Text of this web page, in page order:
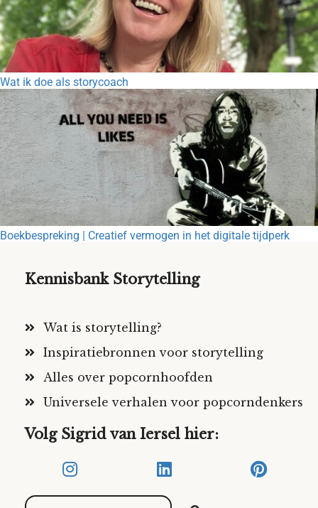
Wat ik doe als storycoach
Boekbespreking | Creatief vermogen in het digitale tijdperk
Kennisbank Storytelling
Wat is storytelling?
Inspiratiebronnen voor storytelling
Alles over popcornhoofden
Universele verhalen voor popcorndenkers
Volg Sigrid van Iersel hier: